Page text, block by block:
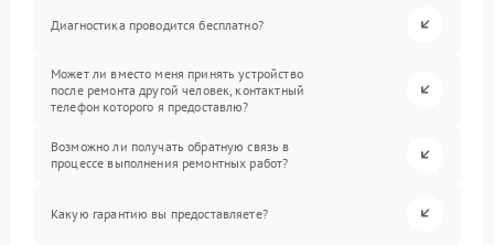
Диагностика проводится бесплатно?
Может ли вместо меня принять устройство
после ремонта другой человек, контактный
телефон которого я предоставлю?
Возможно ли получать обратную связь в
процессе выполнения ремонтных работ?
Какую гарантию вы предоставляете?